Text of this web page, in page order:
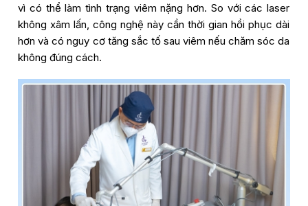
vì có thể làm tình trạng viêm nặng hơn. So với các laser
không xâm lấn, công nghệ này cần thời gian hồi phục dài
hơn và có nguy cơ tăng sắc tố sau viêm nếu chăm sóc da
không đúng cách.